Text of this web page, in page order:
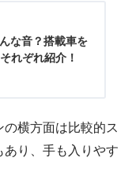
な音？搭載車を
れぞれ紹介！
横方面は比較的ス
り、手も入りやす